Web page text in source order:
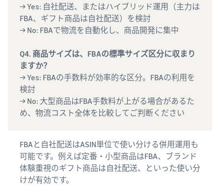
→ Yes: 自社配送、またはハイブリッド運用（主力は
FBA、ギフト商品は自社配送）を検討
→ No: FBAで物流を自動化し、商品開発に集中
Q4. 商品サイズは、FBAの標準サイズ区分に収まり
ますか？
→ Yes: FBAの手数料が効率的な区分。FBAの利用を
検討
→ No: 大型商品はFBA手数料が上がる場合があるた
め、物流コスト全体を比較してご判断ください
FBAと自社配送はASIN単位で使い分ける併用運用も
可能です。例えば定番・小型商品はFBA、ブランド
体験重視のギフト商品は自社配送、といった使い分
けが有効です。